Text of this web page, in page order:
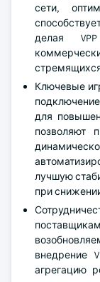
сети,
делая
Ключевые
для
позволяют
лучшую
при
внедрение
агрегацию